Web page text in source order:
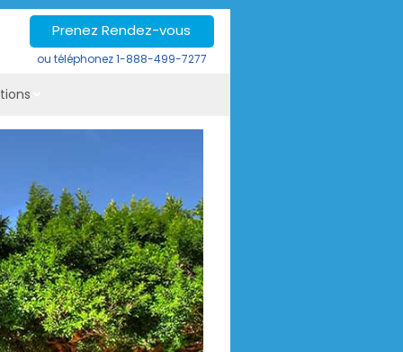
Prenez Rendez-vous
ou téléphonez1-888-499-7277